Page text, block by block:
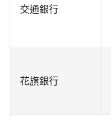
交通銀行
花旗銀行